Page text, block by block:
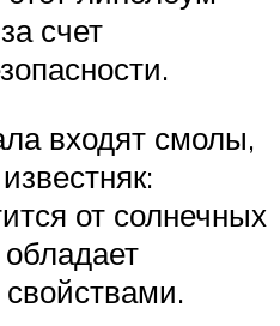
счет
входят смолы,
от солнечных